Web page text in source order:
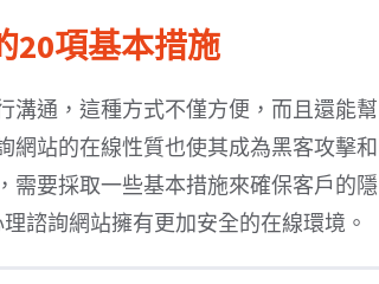
20項基本措施
溝通，這種方式不僅方便，而且還能幫
網站的在線性質也使其成為黑客攻擊和
需要採取一些基本措施來確保客戶的隱
諮詢網站擁有更加安全的在線環境。